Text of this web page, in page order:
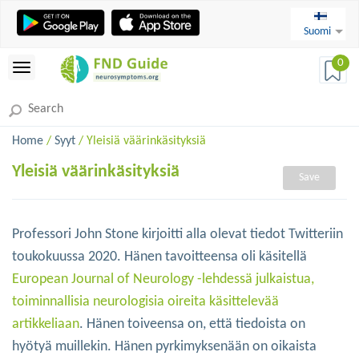
Suomi
0
Home / Syyt / Yleisiä väärinkäsityksiä
Yleisiä väärinkäsityksiä Save
Professori John Stone kirjoitti alla olevat tiedot Twitteriin
toukokuussa 2020. Hänen tavoitteensa oli käsitellä
European Journal of Neurology -lehdessä julkaistua,
toiminnallisia neurologisia oireita käsittelevää
artikkeliaan. Hänen toiveensa on, että tiedoista on
hyötyä muillekin. Hänen pyrkimyksenään on oikaista